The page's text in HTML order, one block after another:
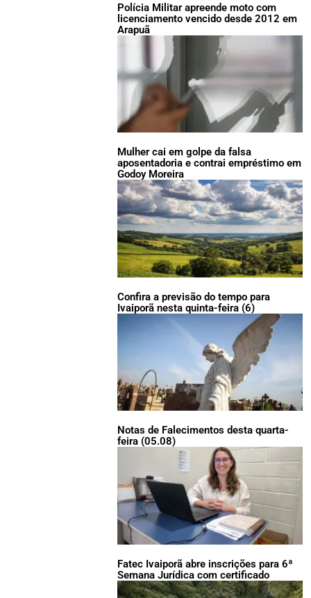
Polícia Militar apreende moto com
licenciamento vencido desde 2012 em
Arapuã
Mulher cai em golpe da falsa
aposentadoria e contrai empréstimo em
Godoy Moreira
Confira a previsão do tempo para
Ivaiporã nesta quinta-feira (6)
Notas de Falecimentos desta quarta-
feira (05.08)
Fatec Ivaiporã abre inscrições para 6ª
Semana Jurídica com certificado